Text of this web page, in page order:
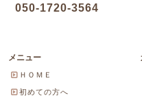
050-1720-3564
メニュー
ＨＯＭＥ
初めての方へ